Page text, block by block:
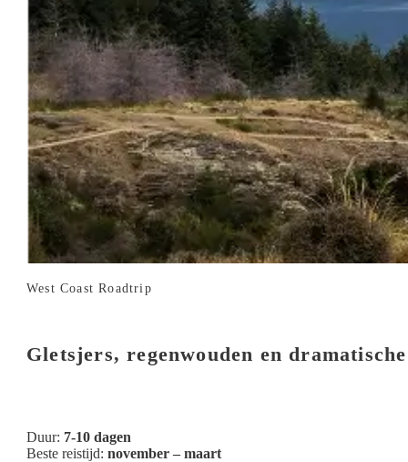
West Coast Roadtrip
Gletsjers, regenwouden en
Duur: 7-10 dagen
Beste reistijd: november – maart